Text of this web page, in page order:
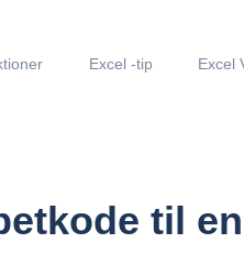
Excel -tip Excel
til